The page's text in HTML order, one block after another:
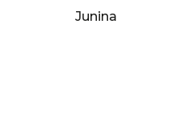
Junina